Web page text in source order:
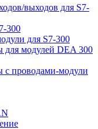
выходов для S7-
300
для S7-300
модулей DEA 300
проводами-модули